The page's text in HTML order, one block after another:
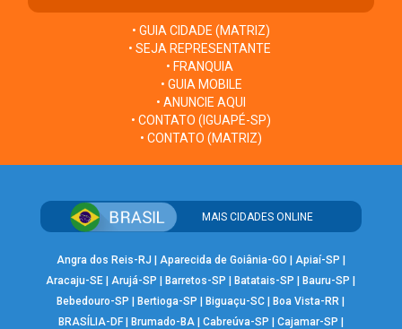
• GUIA CIDADE (MATRIZ)
• SEJA REPRESENTANTE
• FRANQUIA
• GUIA MOBILE
• ANUNCIE AQUI
• CONTATO (IGUAPÉ-SP)
• CONTATO (MATRIZ)
MAIS CIDADES ONLINE
Angra dos Reis-RJ Aparecida de Goiânia-GO Apiaí-SP
Aracaju-SE |Arujá-SP Barretos-SP Batatais-SP Bauru-SP
Bebedouro-SP
Bertioga-SP Biguaçu-SC Boa Vista-RR
BRASÍLIA-DF| Brumado-BA| Cabreúva-SP Cajamar-SP